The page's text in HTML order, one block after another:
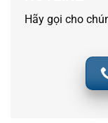
Dung lượng Ram
Hãy gọi cho